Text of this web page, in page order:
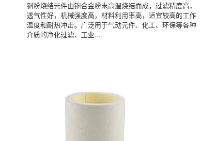
铜粉烧结元件由铜合金粉末高温烧结而成，过滤精度高，
透气性好，机械强度高，材料利用率高，适宜较高的工作
温度和耐热冲击。广泛用于气动元件、化工、环保等各种
介质的净化过滤、工业...